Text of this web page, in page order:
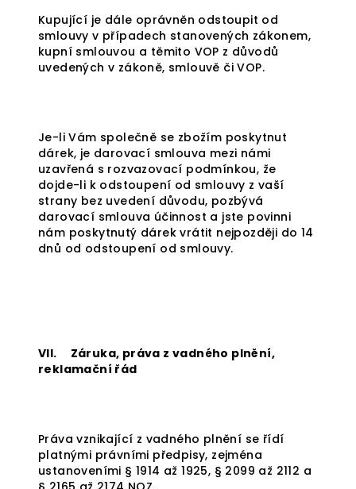
Kupující je dále oprávněn odstoupit od
smlouvy v případech stanovených zákonem,
kupní smlouvou a těmito VOP z důvodů
uvedených v zákoně, smlouvě či VOP.
Je-li Vám společně se zbožím poskytnut
dárek, je darovací smlouva mezi námi
uzavřená s rozvazovací podmínkou, že
dojde-li k odstoupení od smlouvy z vaší
strany bez uvedení důvodu, pozbývá
darovací smlouva účinnost a jste povinni
nám poskytnutý dárek vrátit nejpozději do 14
dnů od odstoupení od smlouvy.
VII. Záruka, práva z vadného plnění,
reklamační řád
Práva vznikající z vadného plnění se řídí
platnými právními předpisy, zejména
ustanoveními § 1914 až 1925, § 2099 až 2112 a